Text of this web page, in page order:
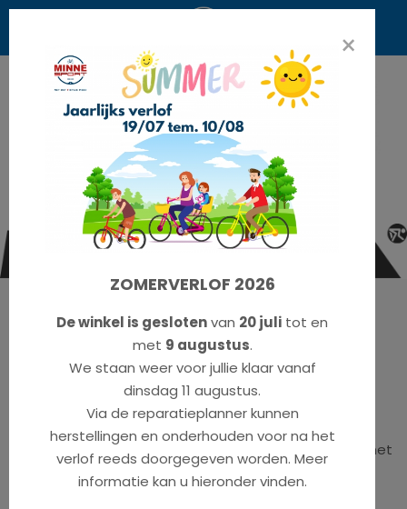
Koga - F3 5.0
€ 1899,00
Combineer sportiviteit op een subtiele en stijlvolle
manier met comfort. Een echte toerfiets, uitgerust met
Shimano Deore XT schakelgroep. De KOGA aluminium
×
ZOMERVERLOF 2026
De winkel is geslotenvan 20 juli tot en
met 9 augustus.
We staan weer voor jullie klaar vanaf
dinsdag 11 augustus.
Via de reparatieplanner kunnen
herstellingen en onderhouden voor na het
verlof reeds doorgegeven worden. Meer
informatie kan u hieronder vinden.